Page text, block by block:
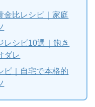
金比レシピ｜家庭
レシピ10選｜飽き
ダレ
ピ｜自宅で本格的